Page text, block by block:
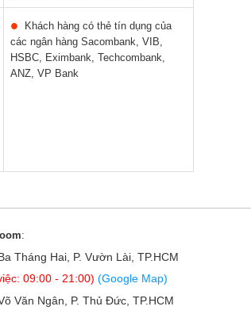
Khách hàng có thẻ tín dụng của
các ngân hàng Sacombank, VIB,
HSBC, Eximbank, Techcombank,
ANZ, VP Bank
:
Tháng Hai, P. Vườn Lài, TP.HCM
09:00 - 21:00) (Google Map)
Văn Ngân, P. Thủ Đức, TP.HCM